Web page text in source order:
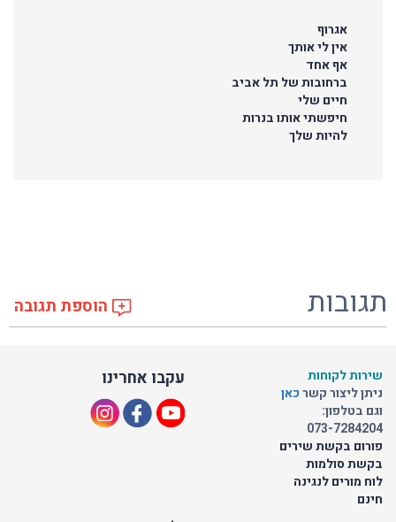
אגרוף
אין לי אותך
אף אחד
ברחובות של תל אביב
חיים שלי
חיפשתי אותו בנרות
להיות שלך
תגובות הוספת תגובה
עקבו אחרינו
שירות לקוחות
ניתן ליצור קשרכאן
וגם בטלפון:
073-7284204
פורום בקשת שירים
בקשת סולמות
לוח מורים לנגינה
חינם